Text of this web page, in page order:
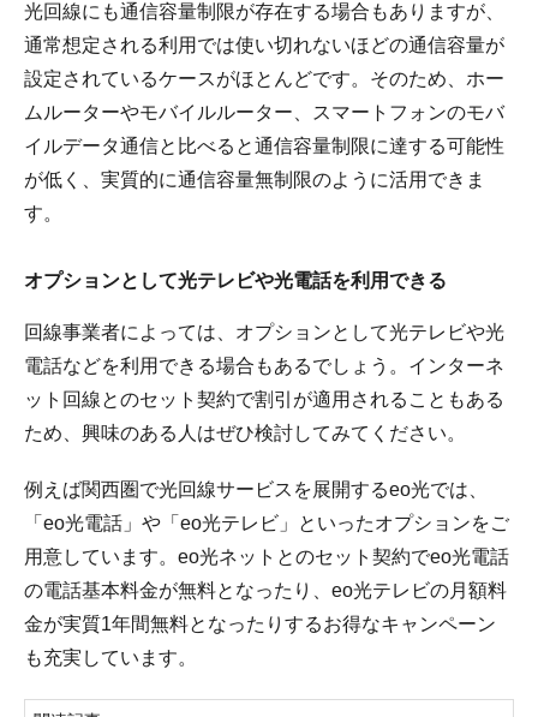
光回線にも通信容量制限が存在する場合もありますが、
通常想定される利用では使い切れないほどの通信容量が
設定されているケースがほとんどです。そのため、ホー
ムルーターやモバイルルーター、スマートフォンのモバ
イルデータ通信と比べると通信容量制限に達する可能性
が低く、実質的に通信容量無制限のように活用できま
す。
オプションとして光テレビや光電話を利用できる
回線事業者によっては、オプションとして光テレビや光
電話などを利用できる場合もあるでしょう。インターネ
ット回線とのセット契約で割引が適用されることもある
ため、興味のある人はぜひ検討してみてください。
例えば関西圏で光回線サービスを展開するeo光では、
「eo光電話」や「eo光テレビ」といったオプションをご
用意しています。eo光ネットとのセット契約でeo光電話
の電話基本料金が無料となったり、eo光テレビの月額料
金が実質1年間無料となったりするお得なキャンペーン
も充実しています。